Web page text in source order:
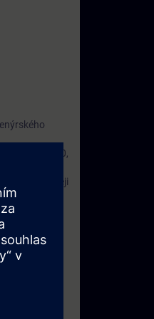
S7-1200,
znalosti.
1200 a rychleji